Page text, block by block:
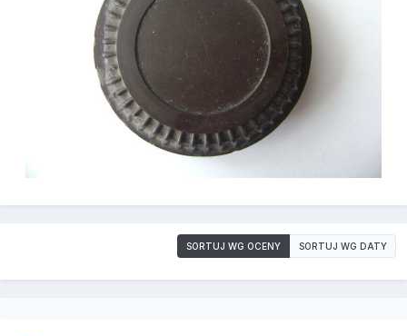
SORTUJ WG OCENY SORTUJ WG DATY